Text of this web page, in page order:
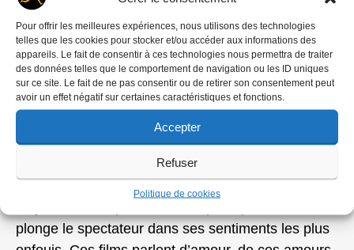
Pour offrir les meilleures expériences, nous utilisons des technologies
telles que les cookies pour stocker et/ou accéder aux informations des
appareils. Le fait de consentir à ces technologies nous permettra de traiter
des données telles que le comportement de navigation ou les ID uniques
sur ce site. Le fait de ne pas consentir ou de retirer son consentement peut
avoir un effet négatif sur certaines caractéristiques et fonctions.
Accepter
Refuser
Politique de cookies
ses films « colle » autant à son cinéma, Jean-
Pierre Stora est son cousin germain et a connu le
même éloignement de l’Algérie.
Guy Gilles est un cinéaste totalement iconoclaste
dans son époque. Ses films sont des poèmes. Ils
transpirent le mal de vivre mêlé au bonheur de
sentir le soleil sur sa peau, les grains de sable de
la plage sous les doigts.
plonge le spectateur dans ses sentiments les plus